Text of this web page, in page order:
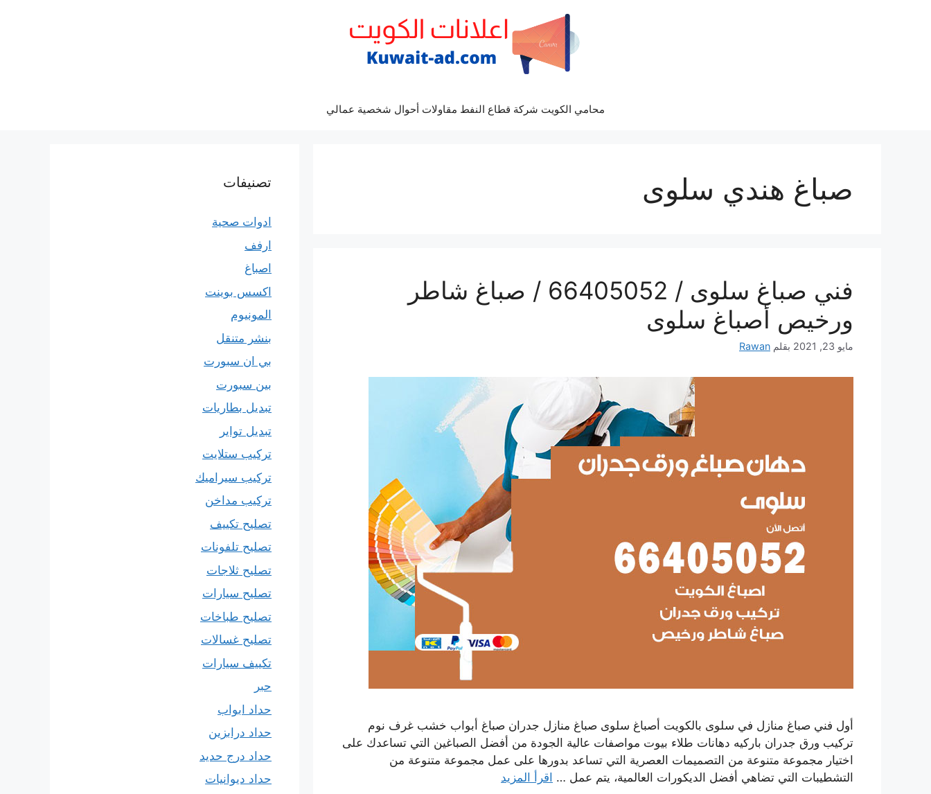
محامي الكويت شركة قطاع النفط مقاولات أحوال شخصية عمالي
صباغ هندي سلوى
فني صباغ سلوى / 66405052 / صباغ شاطر
ورخيص أصباغ سلوى
مايو 23, 2021 بقلم Rawan
أول فني صباغ منازل في سلوى بالكويت أصباغ سلوى صباغ منازل جدران صباغ أبواب خشب غرف نوم
تركيب ورق جدران باركيه دهانات طلاء بيوت مواصفات عالية الجودة من أفضل الصباغين التي تساعدك على
اختيار مجموعة متنوعة من التصميمات العصرية التي تساعد بدورها على عمل مجموعة متنوعة من
التشطيبات التي تضاهي أفضل الديكورات العالمية، يتم عمل … اقرأ المزيد
تصنيفات
ادوات صحية
ارفف
اصباغ
اكسس بوينت
المونيوم
بنشر متنقل
بي ان سبورت
بين سبورت
تبديل بطاريات
تبديل تواير
تركيب ستلايت
تركيب سيراميك
تركيب مداخن
تصليح تكييف
تصليح تلفونات
تصليح ثلاجات
تصليح سيارات
تصليح طباخات
تصليح غسالات
تكييف سيارات
حبر
حداد ابواب
حداد درابزين
حداد درج حديد
حداد ديوانيات